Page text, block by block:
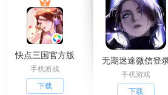
快点三国官方版
手机游戏
下载
无期迷途微信登
手机游戏
下载